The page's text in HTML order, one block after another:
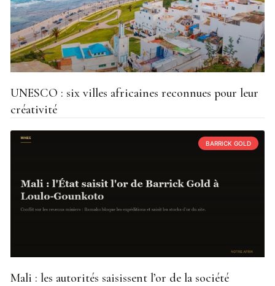
UNESCO : six villes africaines reconnues pour leur
créativité
BARRICK GOLD
Mali : les autorités saisissent l’or de la société